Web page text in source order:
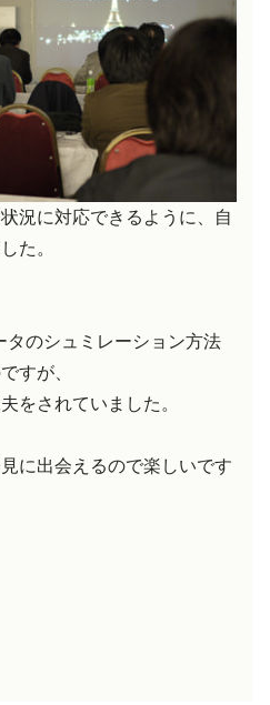
況に対応できるように、自
た。
タのシュミレーション方法
すが、
をされていました。
に出会えるので楽しいです